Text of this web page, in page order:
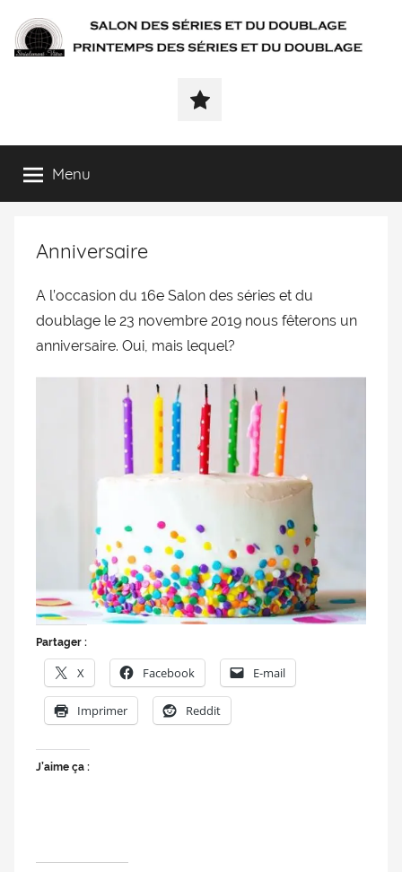
SÉRIALEMENT-
séries
et
doublage
printemps
séries
doublage
Menu
Anniversaire
A l’occasion du 16e Salon des séries et du
doublage le 23 novembre 2019 nous fêterons un
anniversaire. Oui, mais lequel?
Partager :
X Facebook E-mail
Imprimer Reddit
J’aime ça :